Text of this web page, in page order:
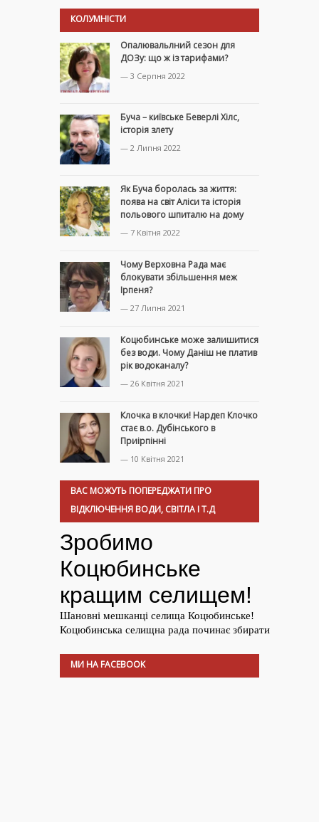
КОЛУМНІСТИ
Опалювальлний сезон для
ДОЗу: що ж із тарифами?
— 3 Серпня 2022
Буча – київське Беверлі Хілс,
історія злету
— 2 Липня 2022
Як Буча боролась за життя:
поява на світ Аліси та історія
польового шпиталю на дому
— 7 Квітня 2022
Чому Верховна Рада має
блокувати збільшення меж
Ірпеня?
— 27 Липня 2021
Коцюбинське може залишитися
без води. Чому Даніш не платив
рік водоканалу?
— 26 Квітня 2021
Клочка в клочки! Нардеп Клочко
стає в.о. Дубінського в
Приірпінні
— 10 Квітня 2021
ВАС МОЖУТЬ ПОПЕРЕДЖАТИ ПРО
ВІДКЛЮЧЕННЯ ВОДИ, СВІТЛА І Т.Д
МИ НА FACEBOOK